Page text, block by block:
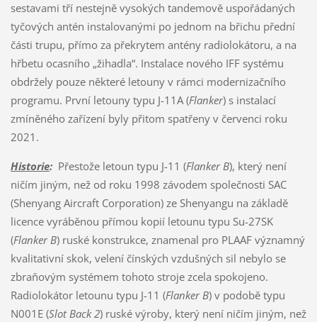
sestavami tří nestejně vysokých tandemově uspořádaných
tyčových antén instalovanými po jednom na břichu přední
části trupu, přímo za překrytem antény radiolokátoru, a na
hřbetu ocasního „žihadla“. Instalace nového IFF systému
obdržely pouze některé letouny v rámci modernizačního
programu. První letouny typu J-11A (Flanker) s instalací
zmíněného zařízení byly přitom spatřeny v červenci roku
2021.
Historie:Přestože letoun typu J-11 (Flanker B), který není
ničím jiným, než od roku 1998 závodem společnosti SAC
(Shenyang Aircraft Corporation) ze Shenyangu na základě
licence vyráběnou přímou kopií letounu typu Su-27SK
(Flanker B) ruské konstrukce, znamenal pro PLAAF významný
kvalitativní skok, velení čínských vzdušných sil nebylo se
zbraňovým systémem tohoto stroje zcela spokojeno.
Radiolokátor letounu typu J-11 (Flanker B) v podobě typu
N001E (Slot Back 2) ruské výroby, který není ničím jiným, než